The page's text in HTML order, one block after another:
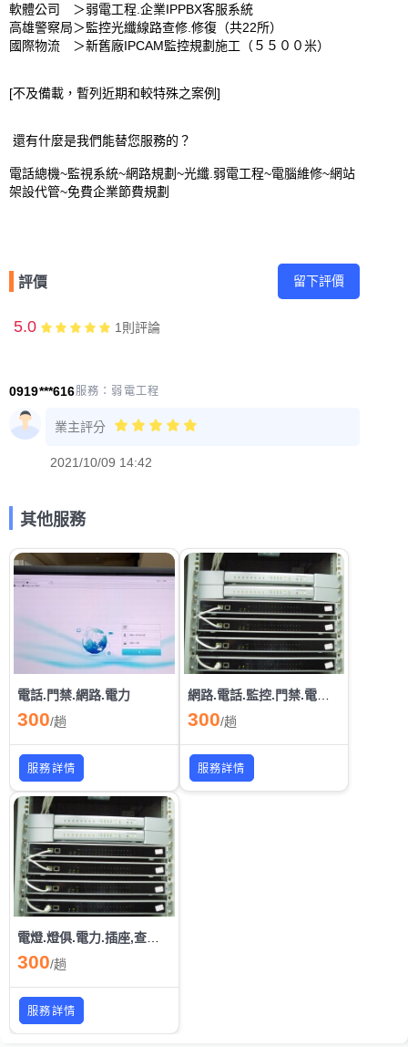
軟體公司　＞弱電工程.企業IPPBX客服系統
高雄警察局＞監控光纖線路查修.修復（共22所）
國際物流　＞新舊廠IPCAM監控規劃施工（５５００米）
[不及備載，暫列近期和較特殊之案例]
電話總機~監視系統~網路規劃~光纖.弱電工程~電腦維修~網站
架設代管~免費企業節費規劃
評價 留下評價
5.0 1 則評論
0919***616服務： 弱電工程
業主評分
2021/10/09 14:42
其他服務
電話.門禁.網路.電力
300/趟
服務詳情
網路.電話.監控.門禁.電力,查修.更新和故障排除
300/趟
服務詳情
300/趟
服務詳情